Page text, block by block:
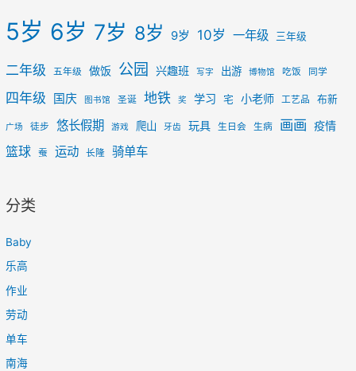
5岁 6岁 7岁 8岁 9岁 10岁 一年级 三年级
二年级 五年级 做饭 公园 兴趣班 写字 出游 博物馆 吃饭 同学
四年级 国庆 图书馆 圣诞 地铁 奖 学习 宅 小老师 工艺品 布新
广场 徒步 悠长假期 游戏 爬山 牙齿 玩具 生日会 生病 画画 疫情
篮球 蚕 运动 长隆 骑单车
分类
Baby
乐高
作业
劳动
单车
南海